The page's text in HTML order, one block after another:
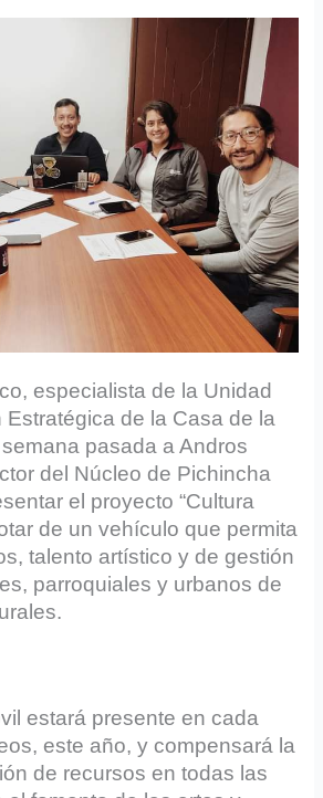
especialista de la Unidad
Estratégica de la Casa de la
pasada a Andros
del Núcleo de Pichincha
el proyecto “Cultura
de un vehículo que permita
talento artístico y de gestión
parroquiales y urbanos de
estará presente en cada
este año, y compensará la
de recursos en todas las